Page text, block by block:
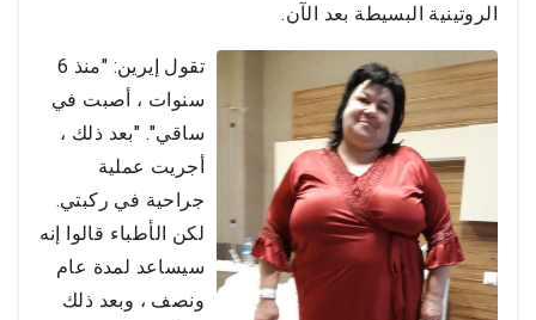
الروتينية البسيطة بعد الآن.
تقول إيرين: "منذ 6
سنوات ، أصبت في
ساقي". "بعد ذلك ،
أجريت عملية
جراحية في ركبتي.
لكن الأطباء قالوا إنه
سيساعد لمدة عام
ونصف ، وبعد ذلك